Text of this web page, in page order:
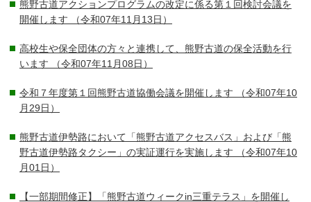
熊野古道アクションプログラムの改定に係る第１回検討会議を
開催します （令和07年11月13日）
高校生や保全団体の方々と連携して、熊野古道の保全活動を行
います （令和07年11月08日）
令和７年度第１回熊野古道協働会議を開催します （令和07年10
月29日）
熊野古道伊勢路において「熊野古道アクセスバス」および「熊
野古道伊勢路タクシー」の実証運行を実施します （令和07年10
月01日）
【一部期間修正】「熊野古道ウィークin三重テラス」を開催し